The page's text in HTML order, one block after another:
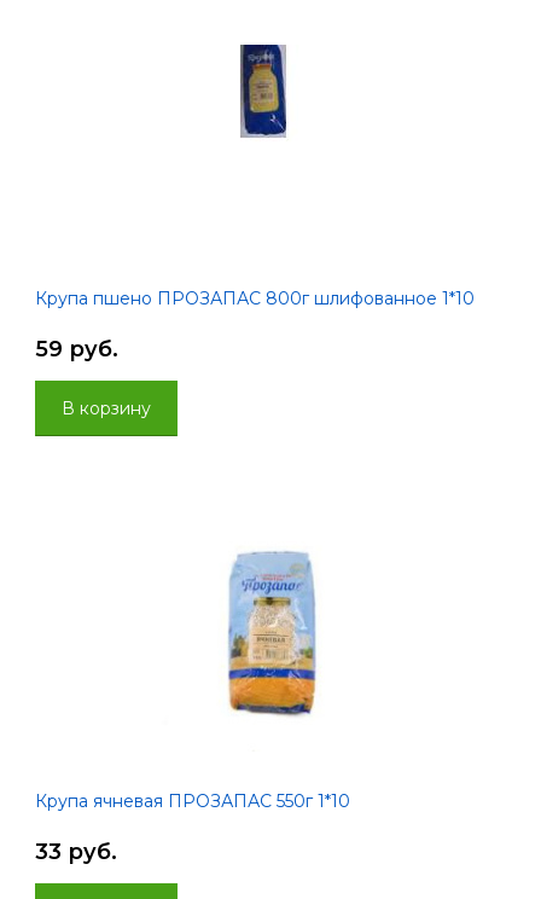
Крупа пшено ПРОЗАПАС 800г шлифованное 1*10
59 руб.
В корзину
Крупа ячневая ПРОЗАПАС 550г 1*10
33 руб.